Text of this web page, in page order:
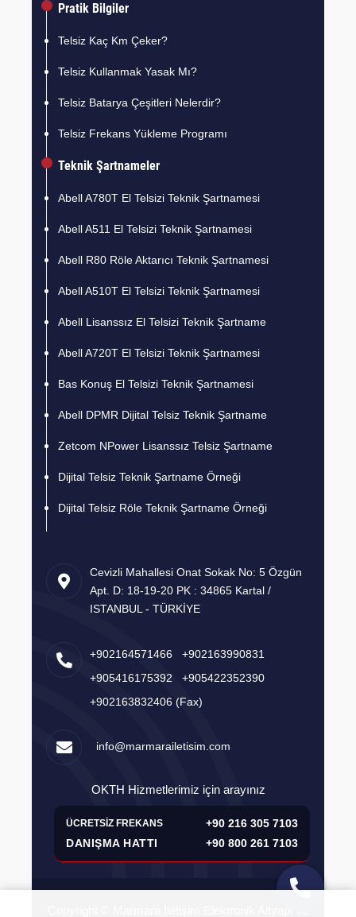
Pratik Bilgiler
Telsiz Kaç Km Çeker?
Telsiz Kullanmak Yasak Mı?
Telsiz Batarya Çeşitleri Nelerdir?
Telsiz Frekans Yükleme Programı
Teknik Şartnameler
Abell A780T El Telsizi Teknik Şartnamesi
Abell A511 El Telsizi Teknik Şartnamesi
Abell R80 Röle Aktarıcı Teknik Şartnamesi
Abell A510T El Telsizi Teknik Şartnamesi
Abell Lisanssız El Telsizi Teknik Şartname
Abell A720T El Telsizi Teknik Şartnamesi
Bas Konuş El Telsizi Teknik Şartnamesi
Abell DPMR Dijital Telsiz Teknik Şartname
Zetcom NPower Lisanssız Telsiz Şartname
Dijital Telsiz Teknik Şartname Örneği
Dijital Telsiz Röle Teknik Şartname Örneği
Cevizli Mahallesi Onat Sokak No: 5 Özgün
Apt. D: 18-19-20 PK : 34865 Kartal /
ISTANBUL - TÜRKİYE
+902164571466
+902163990831
+905416175392
+905422352390
+902163832406 (Fax)
info@marmarailetisim.com
OKTH Hizmetlerimiz için arayınız
ÜCRETSİZ FREKANS
DANIŞMA HATTI
+90 216 305 7103
+90 800 261 7103